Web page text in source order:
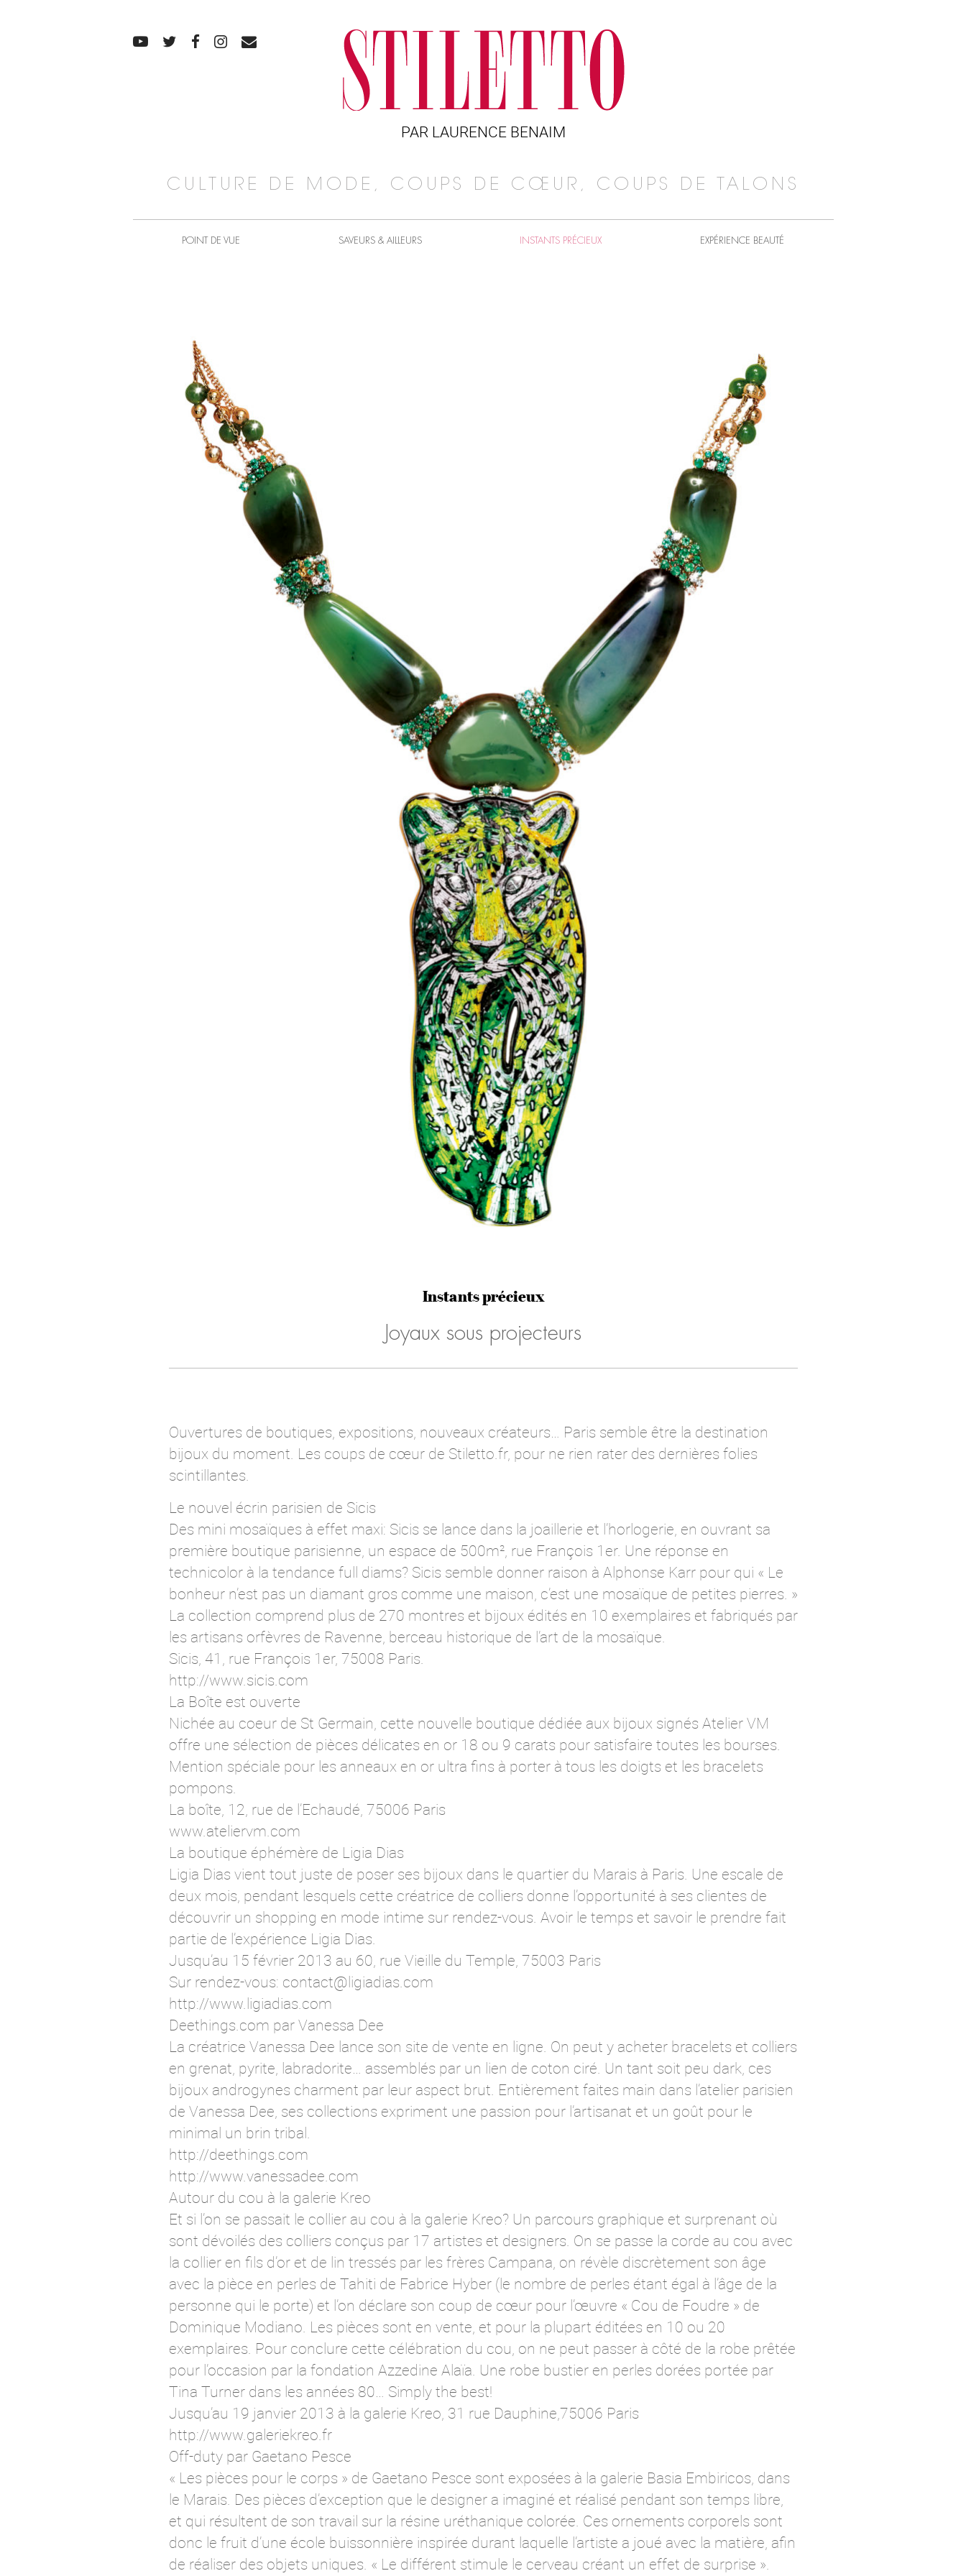
PAR LAURENCE BENAIM
CULTURE DE MODE, COUPS DE CŒUR, COUPS DE TALONS
POINT DE VUE SAVEURS & AILLEURS INSTANTS PRÉCIEUX EXPÉRIENCE BEAUTÉ
Instants précieux
Joyaux sous projecteurs
Ouvertures de boutiques, expositions, nouveaux créateurs… Paris semble être la destination
bijoux du moment. Les coups de cœur de Stiletto.fr, pour ne rien rater des dernières folies
scintillantes.
Le nouvel écrin parisien de Sicis
Des mini mosaïques à effet maxi: Sicis se lance dans la joaillerie et l’horlogerie, en ouvrant sa
première boutique parisienne, un espace de 500m², rue François 1er. Une réponse en
technicolor à la tendance full diams? Sicis semble donner raison à Alphonse Karr pour qui « Le
bonheur n’est pas un diamant gros comme une maison, c’est une mosaïque de petites pierres. »
La collection comprend plus de 270 montres et bijoux édités en 10 exemplaires et fabriqués par
les artisans orfèvres de Ravenne, berceau historique de l’art de la mosaïque.
Sicis, 41, rue François 1er, 75008 Paris.
http://www.sicis.com
La Boîte est ouverte
Nichée au coeur de St Germain, cette nouvelle boutique dédiée aux bijoux signés Atelier VM
offre une sélection de pièces délicates en or 18 ou 9 carats pour satisfaire toutes les bourses.
Mention spéciale pour les anneaux en or ultra fins à porter à tous les doigts et les bracelets
pompons.
La boîte, 12, rue de l’Echaudé, 75006 Paris
www.ateliervm.com
La boutique éphémère de Ligia Dias
Ligia Dias vient tout juste de poser ses bijoux dans le quartier du Marais à Paris. Une escale de
deux mois, pendant lesquels cette créatrice de colliers donne l’opportunité à ses clientes de
découvrir un shopping en mode intime sur rendez-vous. Avoir le temps et savoir le prendre fait
partie de l’expérience Ligia Dias.
Jusqu’au 15 février 2013 au 60, rue Vieille du Temple, 75003 Paris
Sur rendez-vous: contact@ligiadias.com
http://www.ligiadias.com
Deethings.com par Vanessa Dee
La créatrice Vanessa Dee lance son site de vente en ligne. On peut y acheter bracelets et colliers
en grenat, pyrite, labradorite… assemblés par un lien de coton ciré. Un tant soit peu dark, ces
bijoux androgynes charment par leur aspect brut. Entièrement faites main dans l’atelier parisien
de Vanessa Dee, ses collections expriment une passion pour l’artisanat et un goût pour le
minimal un brin tribal.
http://deethings.com
http://www.vanessadee.com
Autour du cou à la galerie Kreo
Et si l’on se passait le collier au cou à la galerie Kreo? Un parcours graphique et surprenant où
sont dévoilés des colliers conçus par 17 artistes et designers. On se passe la corde au cou avec
la collier en fils d’or et de lin tressés par les frères Campana, on révèle discrètement son âge
avec la pièce en perles de Tahiti de Fabrice Hyber (le nombre de perles étant égal à l’âge de la
personne qui le porte) et l’on déclare son coup de cœur pour l’œuvre « Cou de Foudre » de
Dominique Modiano. Les pièces sont en vente, et pour la plupart éditées en 10 ou 20
exemplaires. Pour conclure cette célébration du cou, on ne peut passer à côté de la robe prêtée
pour l’occasion par la fondation Azzedine Alaïa. Une robe bustier en perles dorées portée par
Tina Turner dans les années 80… Simply the best!
Jusqu’au 19 janvier 2013 à la galerie Kreo, 31 rue Dauphine,75006 Paris
http://www.galeriekreo.fr
Off-duty par Gaetano Pesce
« Les pièces pour le corps » de Gaetano Pesce sont exposées à la galerie Basia Embiricos, dans
le Marais. Des pièces d’exception que le designer a imaginé et réalisé pendant son temps libre,
et qui résultent de son travail sur la résine uréthanique colorée. Ces ornements corporels sont
donc le fruit d’une école buissonnière inspirée durant laquelle l’artiste a joué avec la matière, afin
de réaliser des objets uniques. « Le différent stimule le cerveau créant un effet de surprise ».